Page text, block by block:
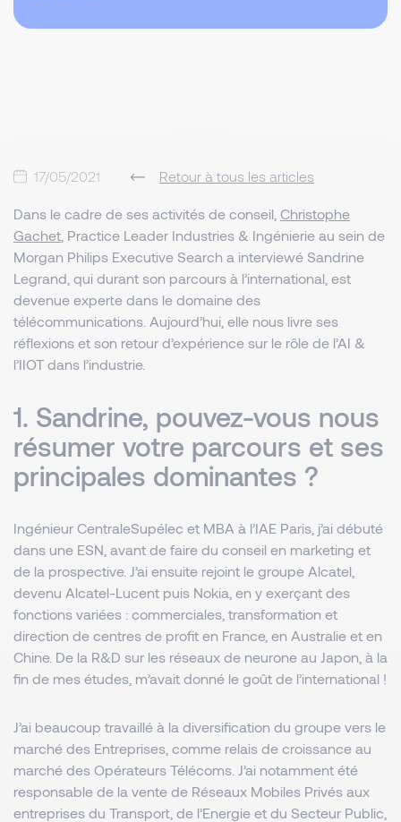
17/05/2021 Retour à tous les articles
Dans le cadre de ses activités de conseil, Christophe
Gachet , Practice Leader Industries & Ingénierie au sein de
Morgan Philips Executive Search a interviewé Sandrine
Legrand, qui durant son parcours à l’international, est
devenue experte dans le domaine des
télécommunications. Aujourd’hui, elle nous livre ses
réflexions et son retour d’expérience sur le rôle de l’AI &
l’IIOT dans l’industrie.
1. Sandrine, pouvez-vous nous
résumer votre parcours et ses
principales dominantes ?
Ingénieur CentraleSupélec et MBA à l’IAE Paris, j’ai débuté
dans une ESN, avant de faire du conseil en marketing et
de la prospective. J’ai ensuite rejoint le groupe Alcatel,
devenu Alcatel-Lucent puis Nokia, en y exerçant des
fonctions variées : commerciales, transformation et
direction de centres de profit en France, en Australie et en
Chine. De la R&D sur les réseaux de neurone au Japon, à la
fin de mes études, m’avait donné le goût de l’international !
J’ai beaucoup travaillé à la diversification du groupe vers le
marché des Entreprises, comme relais de croissance au
marché des Opérateurs Télécoms. J’ai notamment été
responsable de la vente de Réseaux Mobiles Privés aux
entreprises du Transport, de l’Energie et du Secteur Public,